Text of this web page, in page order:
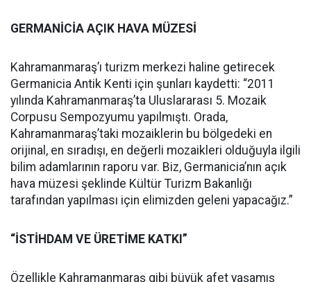
GERMANİCİA AÇIK HAVA MÜZESİ
Kahramanmaraş’ı turizm merkezi haline getirecek
Germanicia Antik Kenti için şunları kaydetti: “2011
yılında Kahramanmaraş’ta Uluslararası 5. Mozaik
Corpusu Sempozyumu yapılmıştı. Orada,
Kahramanmaraş’taki mozaiklerin bu bölgedeki en
orijinal, en sıradışı, en değerli mozaikleri olduğuyla ilgili
bilim adamlarının raporu var. Biz, Germanicia’nın açık
hava müzesi şeklinde Kültür Turizm Bakanlığı
tarafından yapılması için elimizden geleni yapacağız.”
“İSTİHDAM VE ÜRETİME KATKI”
Özellikle Kahramanmaraş gibi büyük afet yaşamış